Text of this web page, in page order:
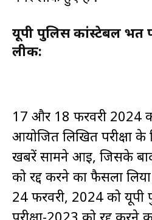
यूपी पुलिस कांस्टेबल भर्ती
लीक:
17 और 18 फरवरी 2024
आयोजित लिखित परीक्षा
खबरें सामने आई, जिसके
को रद्द करने का फैसला
24 फरवरी, 2024 को यूपी